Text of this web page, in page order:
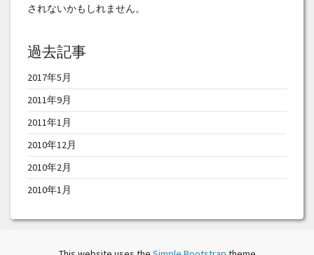
されないかもしれません。
過去記事
2017年5月
2011年9月
2011年1月
2010年12月
2010年2月
2010年1月